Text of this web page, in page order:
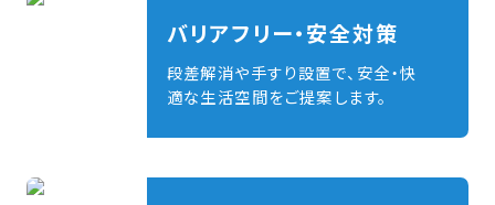
バリアフリー・安全対策
段差解消や手すり設置で、安全・快
適な生活空間をご提案します。